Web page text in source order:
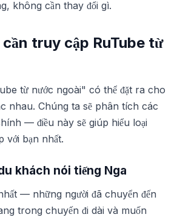
không cần thay đổi gì.
truy cập RuTube từ
từ nước ngoài" có thể đặt ra cho
nhau. Chúng ta sẽ phân tích các
— điều này sẽ giúp hiểu loại
với bạn nhất.
khách nói tiếng Nga
— những người đã chuyển đến
trong chuyến đi dài và muốn